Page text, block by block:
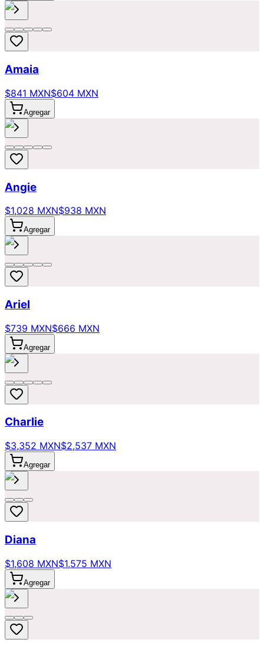
Amaia
$841 MXN$604 MXN
Agregar
Angie
$1,028 MXN$938 MXN
Agregar
Ariel
$739 MXN$666 MXN
Agregar
Charlie
$3,352 MXN$2,537 MXN
Agregar
Diana
$1,608 MXN$1,575 MXN
Agregar